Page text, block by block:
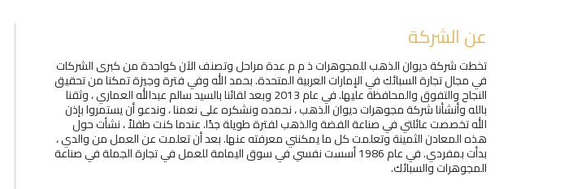
عن الشركة
تخطت شركة ديوان الذهب للمجوهرات ذ م م عدة مراحل وتصنف الآن كواحدة من كبرى الشركات
في مجال تجارة السبائك في الإمارات العربية المتحدة. بحمد الله وفي فترة وجيزة تمكنا من تحقيق
النجاح والتفوق والمحافظة عليها. في عام 2013 وبعد لقائنا بالسيد سالم عبدالله العماري ، وثقنا
بالله وأنشأنا شركة مجوهرات ديوان الذهب ، نحمده ونشكره على نعمنا ، وندعو أن يستمروا بإذن
الله تخصصت عائلتي في صناعة الفضة والذهب لفترة طويلة جدًا. عندما كنت طفلاً ، نشأت حول
هذه المعادن الثمينة وتعلمت كل ما يمكنني معرفته عنها. بعد أن تعلمت عن العمل من والدي ،
بدأت بمفردي. في عام 1986 أسست نفسي في سوق اليمامة للعمل في تجارة الجملة في صناعة
المجوهرات والسبائك.